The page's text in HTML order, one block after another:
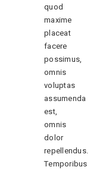
quod
maxime
placeat
facere
possimus,
omnis
voluptas
assumenda
est,
omnis
dolor
repellendus.
Temporibus